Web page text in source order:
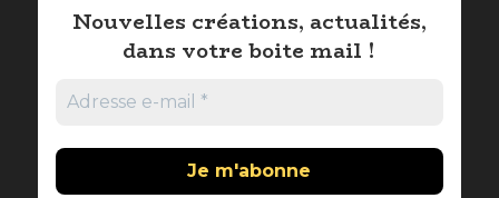
Nouvelles créations, actualités,
dans votre boite mail !